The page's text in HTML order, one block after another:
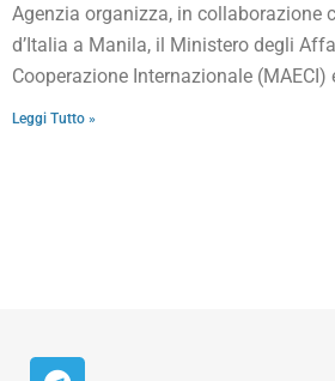
Agenzia organizza, in collaborazione
d’Italia a Manila, il Ministero degli
Cooperazione Internazionale (MAECI)
Leggi Tutto »